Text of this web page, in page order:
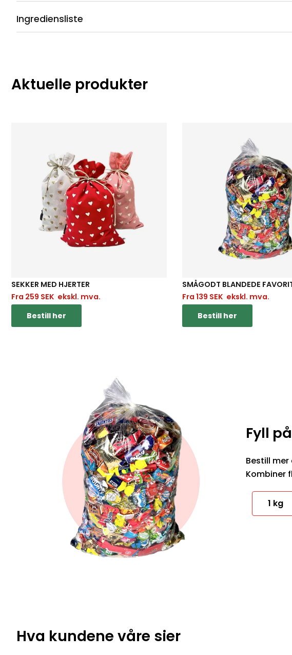
Ingrediensliste
Aktuelle produkter
SEKKER MED HJERTER
Fra 259 SEK ekskl. mva.
Bestill her
SMÅGODT BLANDEDE
Fra 139 SEK ekskl. mva.
Bestill her
Fyll
Bestill
Kombiner
1 kg
Hva kundene våre sier